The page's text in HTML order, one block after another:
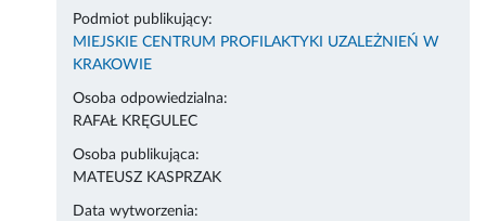
Podmiot publikujący:
MIEJSKIE CENTRUM PROFILAKTYKI UZALEŻNIEŃ W
KRAKOWIE
Osoba odpowiedzialna:
RAFAŁ KRĘGULEC
Osoba publikująca:
MATEUSZ KASPRZAK
Data wytworzenia: